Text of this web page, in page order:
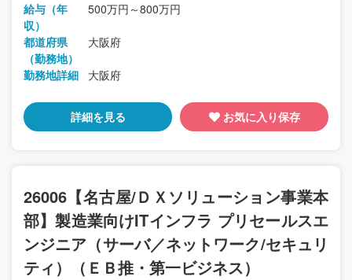
給与（年
収）
500万円～800万円
都道府県
（勤務地）
大阪府
勤務地詳細 大阪府
詳細を見る お気に入り保存
26006【名古屋/ＤＸソリューション事業本
部】製造業向けITインフラ プリセールスエ
ンジニア（サーバ／ネットワーク/セキュリ
ティ）（ＥＢ推・第一ビジネス）